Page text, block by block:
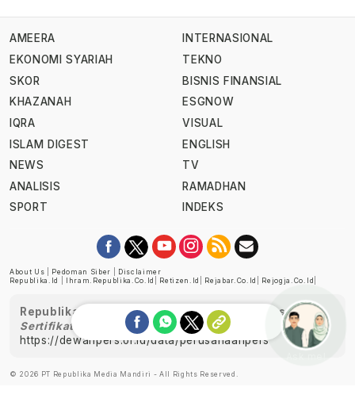
AMEERA
EKONOMI SYARIAH
SKOR
KHAZANAH
IQRA
ISLAM DIGEST
NEWS
ANALISIS
SPORT
INTERNASIONAL
TEKNO
BISNIS FINANSIAL
ESGNOW
VISUAL
ENGLISH
TV
RAMADHAN
INDEKS
About Us Pedoman Siber
Disclaimer
Republika.id
Ihram.republika.co.id Retizen.id Rejabar.co.id Rejogja.co.id
Republika telah diverifikasi oleh Dewan Pers
Sertifikat Nomor 1058/DP-Verifikasi/K/XII/2022
https://dewanpers.or.id/data/perusahaanpers
© 2026 PT Republika Media Mandiri - All Rights Reserved.